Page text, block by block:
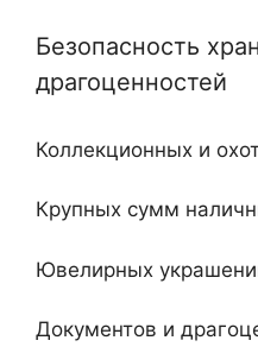
12
Двухдверные
Безопасность
драгоценностей
Коллекционных и
Крупных сумм
Ювелирных
Документов и